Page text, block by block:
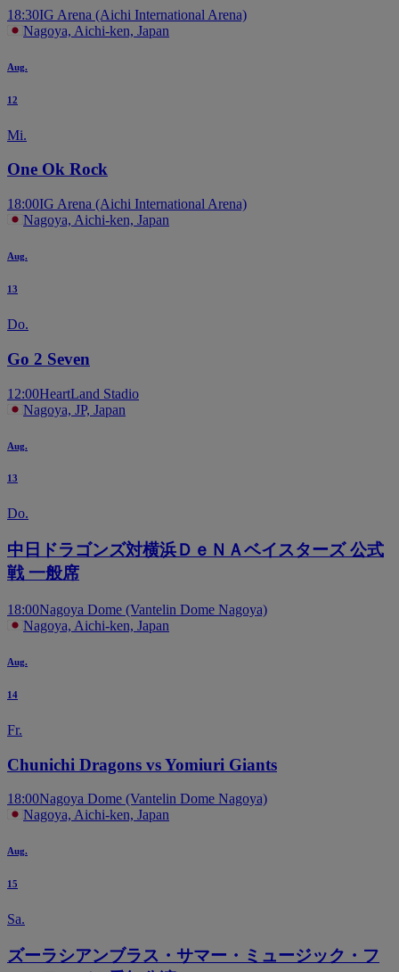
18:30IG Arena (Aichi International Arena)
Nagoya, Aichi-ken, Japan
Aug.
12
Mi.
One Ok Rock
18:00IG Arena (Aichi International Arena)
Nagoya, Aichi-ken, Japan
Aug.
13
Do.
Go 2 Seven
12:00HeartLand Stadio
Nagoya, JP, Japan
Aug.
13
Do.
中日ドラゴンズ対横浜ＤｅＮＡベイスターズ 公式
戦 一般席
18:00Nagoya Dome (Vantelin Dome Nagoya)
Nagoya, Aichi-ken, Japan
Aug.
14
Fr.
Chunichi Dragons vs Yomiuri Giants
18:00Nagoya Dome (Vantelin Dome Nagoya)
Nagoya, Aichi-ken, Japan
Aug.
15
Sa.
ズーラシアンブラス・サマー・ミュージック・フ